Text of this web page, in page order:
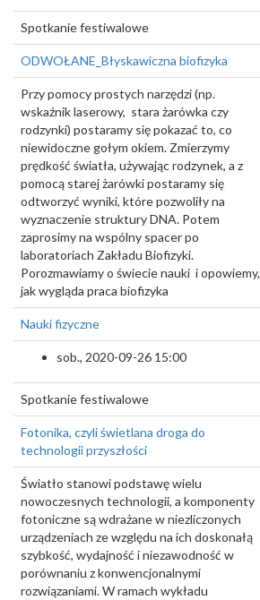
Spotkanie festiwalowe
ODWOŁANE_Błyskawiczna biofizyka
Przy pomocy prostych narzędzi (np.
wskaźnik laserowy, stara żarówka czy
rodzynki) postaramy się pokazać to, co
niewidoczne gołym okiem. Zmierzymy
prędkość światła, używając rodzynek, a z
pomocą starej żarówki postaramy się
odtworzyć wyniki, które pozwoliły na
wyznaczenie struktury DNA. Potem
zaprosimy na wspólny spacer po
laboratoriach Zakładu Biofizyki.
Porozmawiamy o świecie nauki i opowiemy,
jak wygląda praca biofizyka
Nauki fizyczne
sob., 2020-09-26 15:00
Spotkanie festiwalowe
Fotonika, czyli świetlana droga do
technologii przyszłości
Światło stanowi podstawę wielu
nowoczesnych technologii, a komponenty
fotoniczne są wdrażane w niezliczonych
urządzeniach ze względu na ich doskonałą
szybkość, wydajność i niezawodność w
porównaniu z konwencjonalnymi
rozwiązaniami. W ramach wykładu